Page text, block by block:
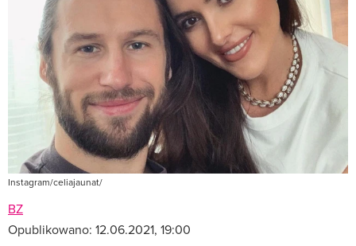
Instagram/celiajaunat/
BZ
Opublikowano: 12.06.2021, 19:00